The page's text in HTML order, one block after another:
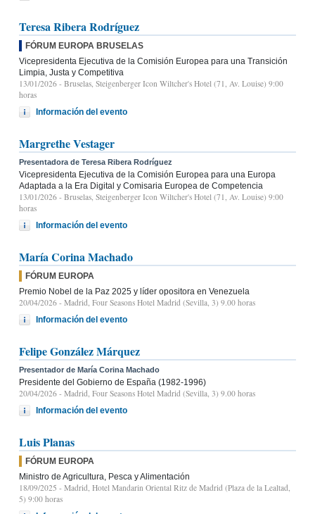
Teresa Ribera Rodríguez
FÓRUM EUROPA BRUSELAS
Vicepresidenta Ejecutiva de la Comisión Europea para una Transición
Limpia, Justa y Competitiva
13/01/2026 - Bruselas, Steigenberger Icon Wiltcher's Hotel (71, Av. Louise) 9:00
horas
Información del evento
Margrethe Vestager
Presentadora de Teresa Ribera Rodríguez
Vicepresidenta Ejecutiva de la Comisión Europea para una Europa
Adaptada a la Era Digital y Comisaria Europea de Competencia
13/01/2026 - Bruselas, Steigenberger Icon Wiltcher's Hotel (71, Av. Louise) 9:00
horas
Información del evento
María Corina Machado
FÓRUM EUROPA
Premio Nobel de la Paz 2025 y líder opositora en Venezuela
20/04/2026 - Madrid, Four Seasons Hotel Madrid (Sevilla, 3) 9.00 horas
Información del evento
Felipe González Márquez
Presentador de María Corina Machado
Presidente del Gobierno de España (1982-1996)
20/04/2026 - Madrid, Four Seasons Hotel Madrid (Sevilla, 3) 9.00 horas
Información del evento
Luis Planas
FÓRUM EUROPA
Ministro de Agricultura, Pesca y Alimentación
18/09/2025 - Madrid, Hotel Mandarin Oriental Ritz de Madrid (Plaza de la Lealtad,
5) 9:00 horas